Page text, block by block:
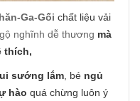
Ga-Gối chất liệu vải
nghĩnh dễ thương mà
thích,
sướng lắm, bé ngủ
hào quá chừng luôn ý